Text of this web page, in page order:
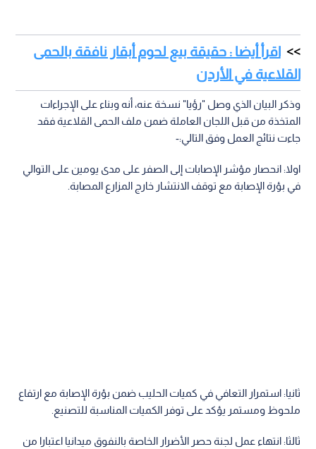
اقرأ أيضا : حقيقة بيع لحوم أبقار نافقة بالحمى
القلاعية في الأردن
وذكر البيان الذي وصل "رؤيا" نسخة عنه، أنه وبناء على الإجراءات
المتخذة من قبل اللجان العاملة ضمن ملف الحمى القلاعية فقد
جاءت نتائج العمل وفق التالي:-
‏اولا: انحصار مؤشر الإصابات إلى الصفر على مدى يومين على التوالي
في بؤرة الإصابة مع توقف الانتشار خارج المزارع المصابة.
ثانيا: استمرار التعافي في كميات الحليب ضمن بؤرة الإصابة مع ارتفاع
ملحوظ ومستمر يؤكد على توفر الكميات المناسبة للتصنيع.
ثالثا: انتهاء عمل لجنة حصر الأضرار الخاصة بالنفوق ميدانيا اعتبارا من